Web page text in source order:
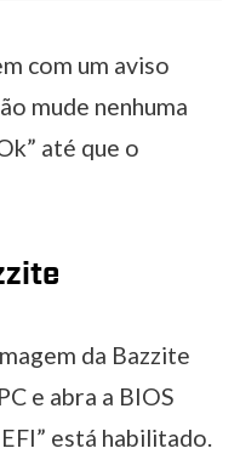
com um aviso
mude nenhuma
até que o
da Bazzite
e abra a BIOS
está habilitado.